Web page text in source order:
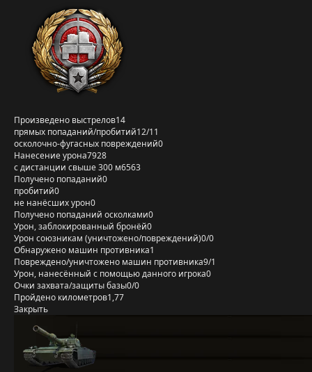
Произведено выстрелов14
прямых попаданий/пробитий12/11
осколочно-фугасных повреждений0
Нанесение урона7928
с дистанции свыше 300 м6563
Получено попаданий0
пробитий0
не нанёсших урон0
Получено попаданий осколками0
Урон, заблокированный бронёй0
Урон союзникам (уничтожено/повреждений)0/0
Обнаружено машин противника1
Повреждено/уничтожено машин противника9/1
Урон, нанесённый с помощью данного игрока0
Очки захвата/защиты базы0/0
Пройдено километров1,77
Закрыть